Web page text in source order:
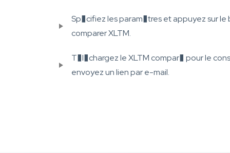
Sp�cifiez les param�tres et appuyez sur le
comparer XLTM.
T�l�chargez le XLTM compar� pour le
envoyez un lien par e-mail.